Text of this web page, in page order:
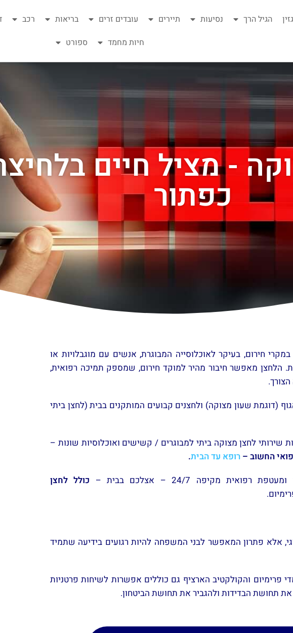
הגיל הרך נסיעות תיירים עובדים זרים בריאות רכב
חיות מחמד
ספורט
- מציל חיים
כפתור
חירום, בעיקר לאוכלוסייה המבוגרת, אנשים עם מוגבלויות או
הלחצן מאפשר חיבור מהיר למוקד חירום, שמספק תמיכה רפואית,
(דוגמת שעון מצוקה) ולחצנים קבועים המותקנים בבית​ (לחצן ביתי
שירותי לחצן מצוקה ביתי למבוגרים / קשישים ואוכלוסיות שונות –
החשוב – רופא עד הבית.
מקיפה 24/7 – אצלכם בבית –
כולל לחצן
אלא פתרון המאפשר לבני המשפחה להיות רגועים בידיעה שתמיד
פרימיום והקולקטיב הארציף גם כוללים אפשרות לשיחות פרטניות
תחושת הבדידות ולהגביר את תחושת הביטחון​.